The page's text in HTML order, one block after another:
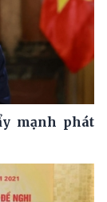
mạnh phát